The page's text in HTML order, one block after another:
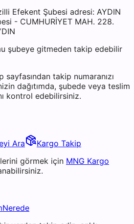
Efekent Şubesi adresi: AYDIN
- CUMHURİYET MAH. 228.
şubeye gitmeden takip edebilir
takip numaranızı
dağıtımda, şubede veya teslim
kontrol edebilirsiniz.
Ara
Kargo Takip
görmek için MNG Kargo